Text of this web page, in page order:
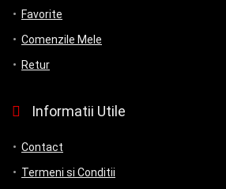
Favorite
Comenzile Mele
Retur
Informatii Utile
Contact
Termeni si Conditii